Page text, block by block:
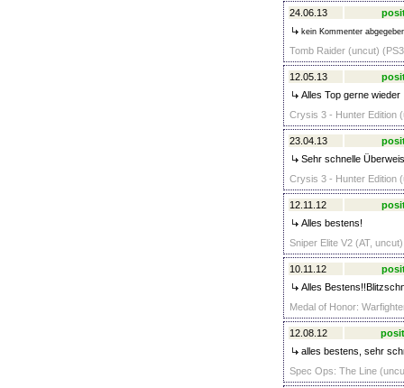
24.06.13
kein Kommenter
Tomb Raider (uncut)
12.05.13
Alles Top gerne wieder
Crysis 3 - Hunter Edition
23.04.13
Sehr schnelle
Crysis 3 - Hunter Edition
12.11.12
Alles bestens!
Sniper Elite V2 (AT,
10.11.12
Alles
Medal of Honor:
12.08.12
alles bestens, sehr
Spec Ops: The Line